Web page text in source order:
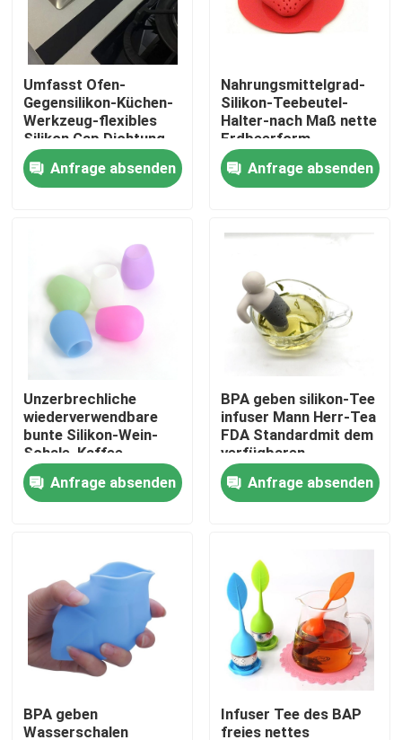
Über uns
Kontakte
Produkte
Formen Sie Silikon-Form
Eis-Würfel-Silikon-Formen
Kuchen-Silikon-Formen
Schokoladen-Silikon-Formen
Eis-Ball-Silikon-Formen
Silikon-Handhandschuhe
Umfasst Ofen-
Gegensilikon-Küchen-
Werkzeug-flexibles
Silikon Gap Dichtung
Gap
Anfrage absenden
Nahrungsmittelgrad-
Silikon-Teebeutel-
Halter-nach Maß nette
Erdbeerform
Anfrage absenden
Unzerbrechliche
wiederverwendbare
bunte Silikon-Wein-
Schale, Kaffee-
Silikon-Wein-Gläser
Anfrage absenden
BPA geben silikon-Tee
infuser Mann Herr-Tea
FDA Standardmit dem
verfügbaren
Kastenpaket frei
Anfrage absenden
BPA geben
Wasserschalen
Infuser Tee des BAP
freies nettes